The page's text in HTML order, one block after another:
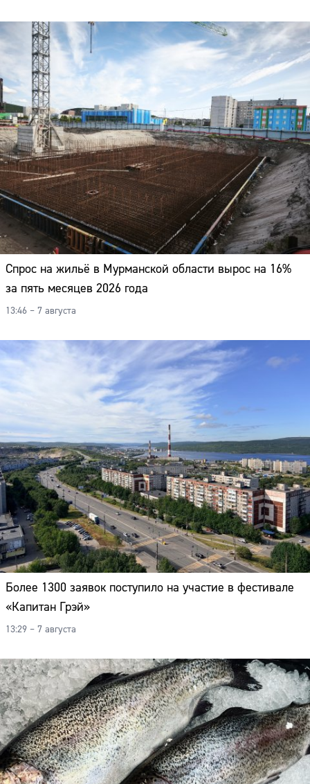
Спрос на жильё в Мурманской области вырос на 16%
за пять месяцев 2026 года
13:46 – 7 августа
Более 1300 заявок поступило на участие в фестивале
«Капитан Грэй»
13:29 – 7 августа
Сайт: